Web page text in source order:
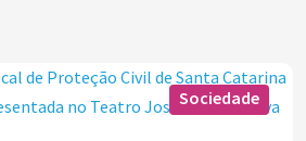
Sociedade